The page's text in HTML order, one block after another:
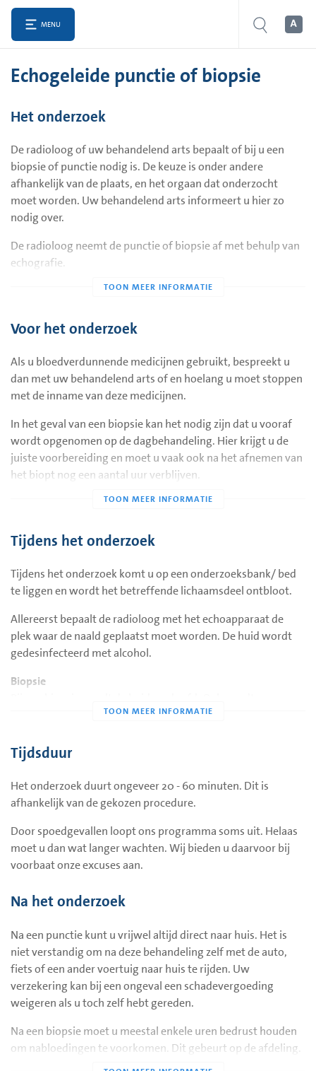
MENU
Echogeleide punctie of biopsie
Het onderzoek
De radioloog of uw behandelend arts bepaalt of bij u een
biopsie of punctie nodig is. De keuze is onder andere
afhankelijk van de plaats, en het orgaan dat onderzocht
moet worden. Uw behandelend arts informeert u hier zo
nodig over.
De radioloog neemt de punctie of biopsie af met behulp van
echografie.
waar bij u het stukje weefsel of de cellen moeten worden
In geval van een biopsie wordt de plek lokaal verdoofd. Bij
een punctie is dit vaak niet nodig.
Voor het onderzoek
Als u bloedverdunnende medicijnen gebruikt, bespreekt u
dan met uw behandelend arts of en hoelang u moet stoppen
met de inname van deze medicijnen.
In het geval van een biopsie kan het nodig zijn dat u vooraf
wordt opgenomen op de dagbehandeling. Hier krijgt u de
juiste voorbereiding en moet u vaak ook na het afnemen van
het biopt nog een aantal uur verblijven.
Komt u voor een biopsie in de buik dan moet u nuchter zijn.
mag eten, drinken of roken. Medicijnen mag u met water,
innemen.
Als u verhinderd bent, wilt u dat dan zo spoedig mogelijk
laten weten.
Tijdens het onderzoek
Tijdens het onderzoek komt u op een onderzoeksbank/ bed
te liggen en wordt het betreffende lichaamsdeel ontbloot.
Allereerst bepaalt de radioloog met het echoapparaat de
plek waar de naald geplaatst moet worden. De huid wordt
gedesinfecteerd met alcohol.
Biopsie
steriele doek gelegd rondom de plaats waar de huid wordt
radioloog een klein sneetje in de huid. Vervolgens wordt er
met een naald één of meerdere biopten genomen.
Punctie
Een punctie gebeurt zonder verdoving, omdat de
punctienaald net zo dun/klein is als de verdovingsnaald. De
radioloog prikt in het weefsel en ‘stuurt’ de naald naar de
juiste plaats toe. Dan worden er via de naald cellen
Na het onderzoek wordt de huid weer schoongemaakt. U
of biopsie heeft plaatsgevonden.
Is het onderzoek pijnlijk?
In het geval van een biopsie wordt de huid verdoofd.
Desondanks kan het onderzoek soms gevoelig zijn.
Bij een (dunne naald) punctie is de prik vergelijkbaar met
bloedprikken.
Tijdsduur
Het onderzoek duurt ongeveer 20 - 60 minuten. Dit is
afhankelijk van de gekozen procedure.
Door spoedgevallen loopt ons programma soms uit. Helaas
moet u dan wat langer wachten. Wij bieden u daarvoor bij
voorbaat onze excuses aan.
Na het onderzoek
Na een punctie kunt u vrijwel altijd direct naar huis. Het is
niet verstandig om na deze behandeling zelf met de auto,
fiets of een ander voertuig naar huis te rijden. Uw
verzekering kan bij een ongeval een schadevergoeding
weigeren als u toch zelf hebt gereden.
Na een biopsie moet u meestal enkele uren bedrust houden
om nabloedingen te voorkomen. Dit gebeurt op de afdeling.